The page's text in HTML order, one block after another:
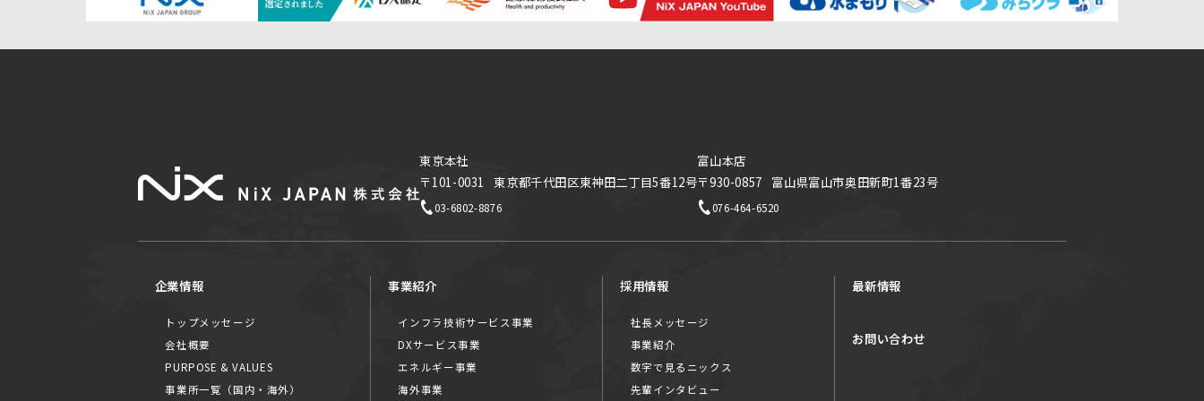
東京本社
〒101-0031
東京都千代田区東神田二丁目5番12号
03-6802-8876
富山本店
〒930-0857 富山県富山市奥田新町1番23号
076-464-6520
企業情報
トップメッセージ
会社概要
PURPOSE & VALUES
事業所一覧（国内・海外）
事業紹介
インフラ技術サービス事業
DXサービス事業
エネルギー事業
海外事業
採用情報
社長メッセージ
事業紹介
数字で見るニックス
先輩インタビュー
最新情報
お問い合わせ